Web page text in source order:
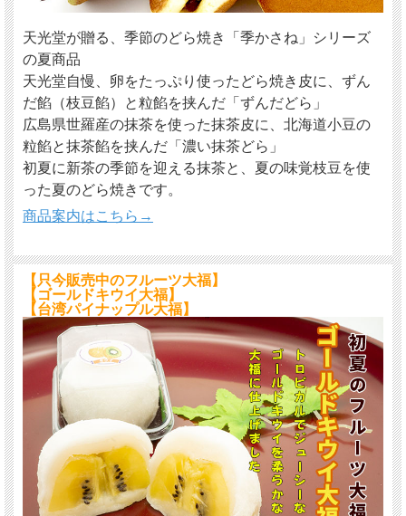
天光堂が贈る、季節のどら焼き「季かさね」シリーズ
の夏商品
天光堂自慢、卵をたっぷり使ったどら焼き皮に、ずん
だ餡（枝豆餡）と粒餡を挟んだ「ずんだどら」
広島県世羅産の抹茶を使った抹茶皮に、北海道小豆の
粒餡と抹茶餡を挟んだ「濃い抹茶どら」
初夏に新茶の季節を迎える抹茶と、夏の味覚枝豆を使
った夏のどら焼きです。
商品案内はこちら→
【只今販売中のフルーツ大福】
【ゴールドキウイ大福】
【台湾パイナップル大福】